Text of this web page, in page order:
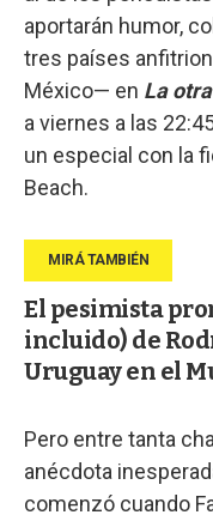
aportarán humor,
tres países
México— en La
a viernes a las
un especial con la
Beach.
El pesimista
incluido) de
Uruguay en el
Pero entre tanta
anécdota
comenzó cuando